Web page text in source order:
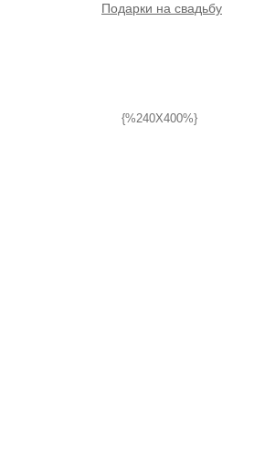
Подарки на свадьбу
{%240X400%}